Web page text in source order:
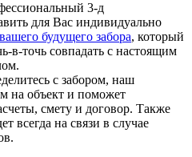
3-д
для Вас индивидуально
будущего забора, который
в-точь совпадать с настоящим
с забором, наш
на объект и поможет
смету и договор. Также
всегда на связи в случае